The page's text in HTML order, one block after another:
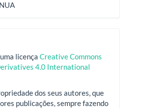
licençaCreative Commons
4.0 International
dos seus autores, que
publicações, sempre fazendo